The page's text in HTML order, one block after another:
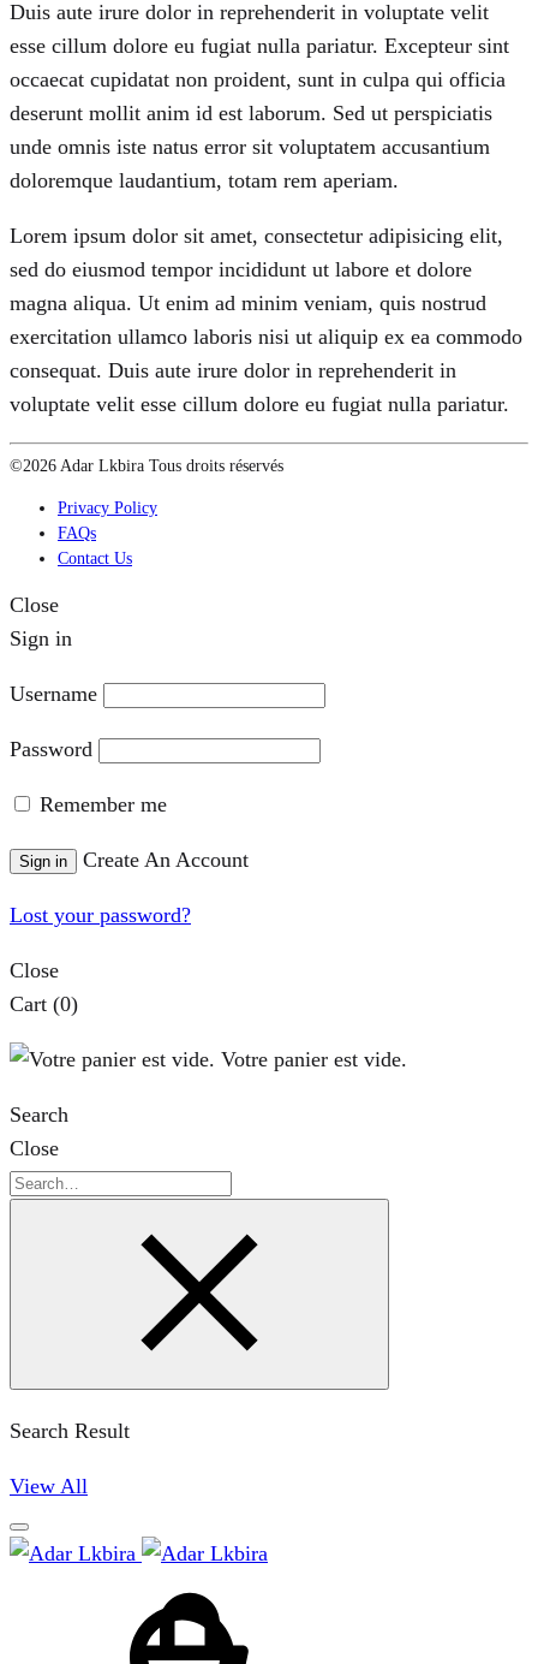
Duis aute irure dolor in reprehenderit in voluptate velit
esse cillum dolore eu fugiat nulla pariatur. Excepteur sint
occaecat cupidatat non proident, sunt in culpa qui officia
deserunt mollit anim id est laborum. Sed ut perspiciatis
unde omnis iste natus error sit voluptatem accusantium
doloremque laudantium, totam rem aperiam.
Lorem ipsum dolor sit amet, consectetur adipisicing elit,
sed do eiusmod tempor incididunt ut labore et dolore
magna aliqua. Ut enim ad minim veniam, quis nostrud
exercitation ullamco laboris nisi ut aliquip ex ea commodo
consequat. Duis aute irure dolor in reprehenderit in
voluptate velit esse cillum dolore eu fugiat nulla pariatur.
©2026 Adar Lkbira Tous droits réservés
Privacy Policy
FAQs
Contact Us
Close
Sign in
Username
Password
Remember me
Sign in Create An Account
Lost your password?
Close
Cart (0)
Votre panier est vide.
Search
Close
Search
Search Result
View All